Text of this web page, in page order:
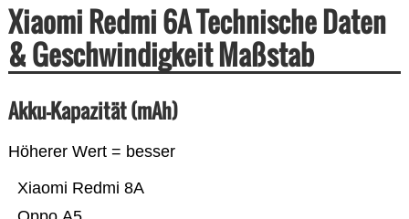
Xiaomi Redmi 6A Technische Daten
& Geschwindigkeit Maßstab
Akku-Kapazität (mAh)
Höherer Wert = besser
Xiaomi Redmi 8A